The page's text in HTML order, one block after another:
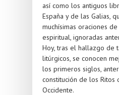
así como los antiguos
España y de las Galias,
muchísimas oraciones
espiritual, ignoradas
Hoy, tras el hallazgo de
litúrgicos, se conocen
los primeros siglos,
constitución de los Ritos
Occidente.